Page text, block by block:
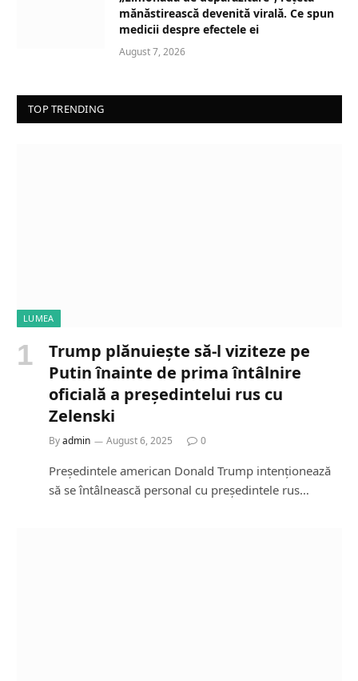
mănăstirească devenită virală. Ce spun
medicii despre efectele ei
August 7, 2026
TOP TRENDING
LUMEA
Trump plănuiește să-l viziteze pe
Putin înainte de prima întâlnire
oficială a președintelui rus cu
Zelenski
Byadmin August 6, 2025 0
Președintele american Donald Trump intenționează
să se întâlnească personal cu președintele rus…